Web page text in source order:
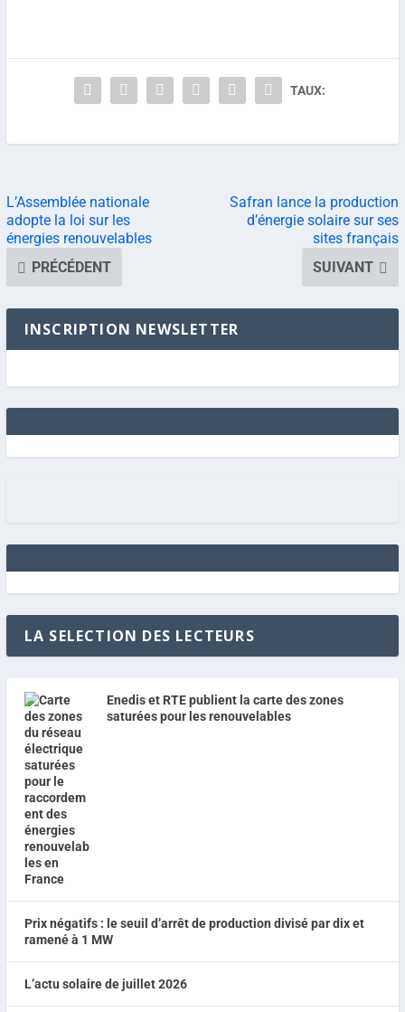
TAUX:
L’Assemblée nationale
adopte la loi sur les
énergies renouvelables
PRÉCÉDENT
Safran lance la production
d’énergie solaire sur ses
sites français
SUIVANT
INSCRIPTION NEWSLETTER
LA SELECTION DES LECTEURS
Enedis et RTE publient la carte des zones
saturées pour les renouvelables
Prix négatifs : le seuil d’arrêt de production divisé par dix et
ramené à 1 MW
L’actu solaire de juillet 2026